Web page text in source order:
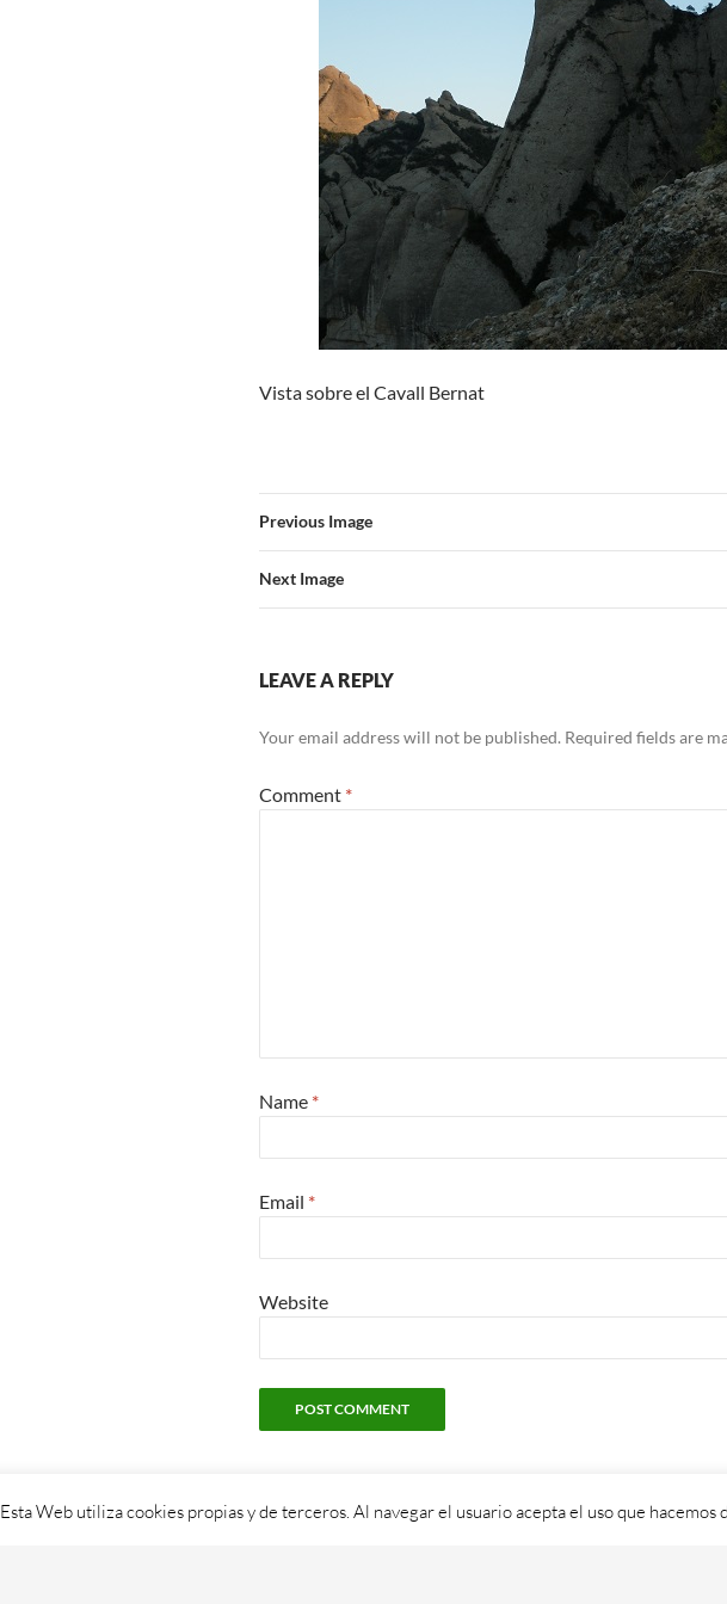
Vista sobre el Cavall Bernat
Previous Image
Next Image
LEAVE A REPLY
Your email address will not be published. Required fields are
Comment *
Name *
Email *
Website
Esta Web utiliza cookies propias y de terceros. Al navegar el usuario acepta el uso que hacemos